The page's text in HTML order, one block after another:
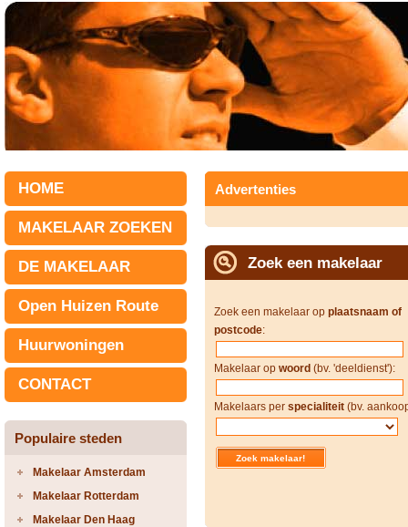
HOME
MAKELAAR ZOEKEN
DE MAKELAAR
Open Huizen Route
Huurwoningen
CONTACT
Populaire steden
Makelaar Amsterdam
Makelaar Rotterdam
Makelaar Den Haag
Advertenties
Zoek een makelaar
Zoek een makelaar op plaatsnaam of
postcode:
Makelaar op woord (bv. 'deeldienst'):
Makelaars per specialiteit (bv.